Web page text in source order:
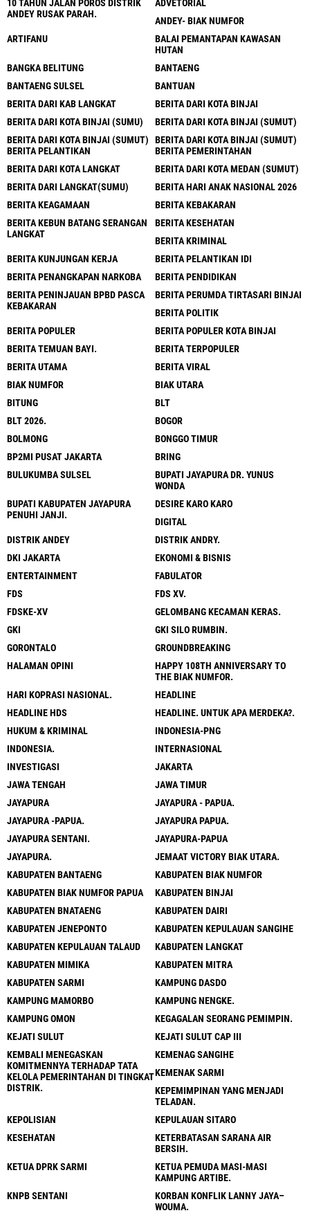
10 TAHUN JALAN POROS DISTRIK
ANDEY RUSAK PARAH.
ADVETORIAL
ANDEY- BIAK NUMFOR
ARTIFANU
BALAI PEMANTAPAN KAWASAN
HUTAN
BANGKA BELITUNG
BANTAENG
BANTAENG SULSEL
BANTUAN
BERITA DARI KAB LANGKAT
BERITA DARI KOTA BINJAI
BERITA DARI KOTA BINJAI (SUMU)
BERITA DARI KOTA BINJAI (SUMUT)
BERITA DARI KOTA BINJAI (SUMUT)
BERITA PELANTIKAN
BERITA DARI KOTA BINJAI (SUMUT)
BERITA PEMERINTAHAN
BERITA DARI KOTA LANGKAT
BERITA DARI KOTA MEDAN (SUMUT)
BERITA DARI LANGKAT(SUMU)
BERITA HARI ANAK NASIONAL 2026
BERITA KEAGAMAAN
BERITA KEBAKARAN
BERITA KEBUN BATANG SERANGAN
LANGKAT
BERITA KESEHATAN
BERITA KRIMINAL
BERITA KUNJUNGAN KERJA
BERITA PELANTIKAN IDI
BERITA PENANGKAPAN NARKOBA
BERITA PENDIDIKAN
BERITA PENINJAUAN BPBD PASCA
KEBAKARAN
BERITA PERUMDA TIRTASARI BINJAI
BERITA POLITIK
BERITA POPULER
BERITA POPULER KOTA BINJAI
BERITA TEMUAN BAYI.
BERITA TERPOPULER
BERITA UTAMA
BERITA VIRAL
BIAK NUMFOR
BIAK UTARA
BITUNG
BLT
BLT 2026.
BOGOR
BOLMONG
BONGGO TIMUR
BP2MI PUSAT JAKARTA
BRING
BULUKUMBA SULSEL
BUPATI JAYAPURA DR. YUNUS
WONDA
BUPATI KABUPATEN JAYAPURA
PENUHI JANJI.
DESIRE KARO KARO
DIGITAL
DISTRIK ANDEY
DISTRIK ANDRY.
DKI JAKARTA
EKONOMI & BISNIS
ENTERTAINMENT
FABULATOR
FDS
FDS XV.
FDSKE-XV
GELOMBANG KECAMAN KERAS.
GKI
GKI SILO RUMBIN.
GORONTALO
GROUNDBREAKING
HALAMAN OPINI
HAPPY 108TH ANNIVERSARY TO
THE BIAK NUMFOR.
HARI KOPRASI NASIONAL.
HEADLINE
HEADLINE HDS
HEADLINE. UNTUK APA MERDEKA?.
HUKUM & KRIMINAL
INDONESIA-PNG
INDONESIA.
INTERNASIONAL
INVESTIGASI
JAKARTA
JAWA TENGAH
JAWA TIMUR
JAYAPURA
JAYAPURA - PAPUA.
JAYAPURA -PAPUA.
JAYAPURA PAPUA.
JAYAPURA SENTANI.
JAYAPURA-PAPUA
JAYAPURA.
JEMAAT VICTORY BIAK UTARA.
KABUPATEN BANTAENG
KABUPATEN BIAK NUMFOR
KABUPATEN BIAK NUMFOR PAPUA
KABUPATEN BINJAI
KABUPATEN BNATAENG
KABUPATEN DAIRI
KABUPATEN JENEPONTO
KABUPATEN KEPULAUAN SANGIHE
KABUPATEN KEPULAUAN TALAUD
KABUPATEN LANGKAT
KABUPATEN MIMIKA
KABUPATEN MITRA
KABUPATEN SARMI
KAMPUNG DASDO
KAMPUNG MAMORBO
KAMPUNG NENGKE.
KAMPUNG OMON
KEGAGALAN SEORANG PEMIMPIN.
KEJATI SULUT
KEJATI SULUT CAP III
KEMBALI MENEGASKAN
KOMITMENNYA TERHADAP TATA
KELOLA PEMERINTAHAN DI TINGKAT
DISTRIK.
KEMENAG SANGIHE
KEMENAK SARMI
KEPEMIMPINAN YANG MENJADI
TELADAN.
KEPOLISIAN
KEPULAUAN SITARO
KESEHATAN
KETERBATASAN SARANA AIR
BERSIH.
KETUA DPRK SARMI
KETUA PEMUDA MASI-MASI
KAMPUNG ARTIBE.
KNPB SENTANI
KORBAN KONFLIK LANNY JAYA–
WOUMA.